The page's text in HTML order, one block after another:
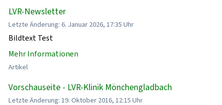
LVR-Newsletter
Letzte Änderung: 6. Januar 2026, 17:35 Uhr
Bildtext Test
Mehr Informationen
Artikel
Vorschauseite - LVR-Klinik Mönchengladbach
Letzte Änderung: 19. Oktober 2016, 12:15 Uhr